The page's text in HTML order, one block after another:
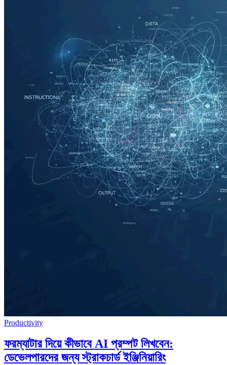
Productivity
ফরম্যাটার দিয়ে কীভাবে AI প্রম্পট লিখবেন:
ডেভেলপারদের জন্য স্ট্রাকচার্ড ইঞ্জিনিয়ারিং